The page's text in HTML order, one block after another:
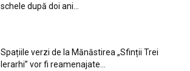
schele după doi ani...
Spațiile verzi de la Mănăstirea „Sfinții Trei
Ierarhi” vor fi reamenajate...